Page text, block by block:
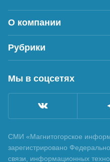
О компании
Рубрики
Мы в соцсетях
СМИ «Магнитогорское
зарегистрировано
связи, информационных